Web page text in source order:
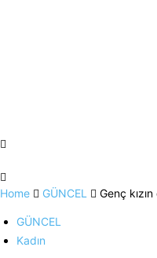
Home GÜNCEL Genç
GÜNCEL
Kadın